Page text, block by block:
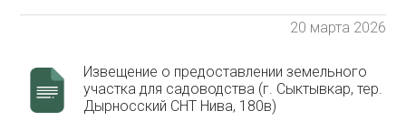
20 марта 2026
Извещение о предоставлении земельного
участка для садоводства (г. Сыктывкар, тер.
Дырносский СНТ Нива, 180в)